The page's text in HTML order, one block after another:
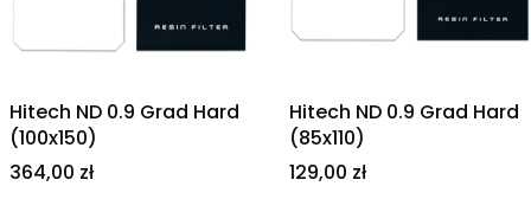
Hitech ND 0.9 Grad Hard
(100x150)
Cena
364,00 zł
Hitech ND 0.9 Grad Hard
(85x110)
Cena
129,00 zł